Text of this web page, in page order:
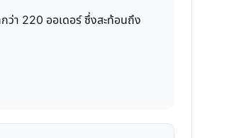
ว่า 220 ออเดอร์ ซึ่งสะท้อนถึง